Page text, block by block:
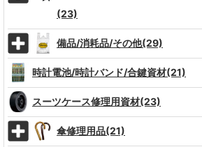
(23)
備品/消耗品/その他(29)
時計電池/時計バンド/合鍵資材(21)
スーツケース修理用資材(23)
傘修理用品(21)